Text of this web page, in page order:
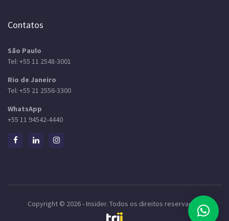
Contatos
São Paulo
Tel: +55 11 2548-3001
Rio de Janeiro
Tel: +55 21 2556-3300
WhatsApp
+55 11 94542-4440
Copyright © 2026 - Insider. Todos os direitos reservados.